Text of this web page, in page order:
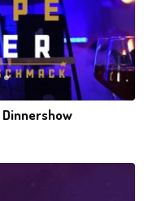
Dinnershow